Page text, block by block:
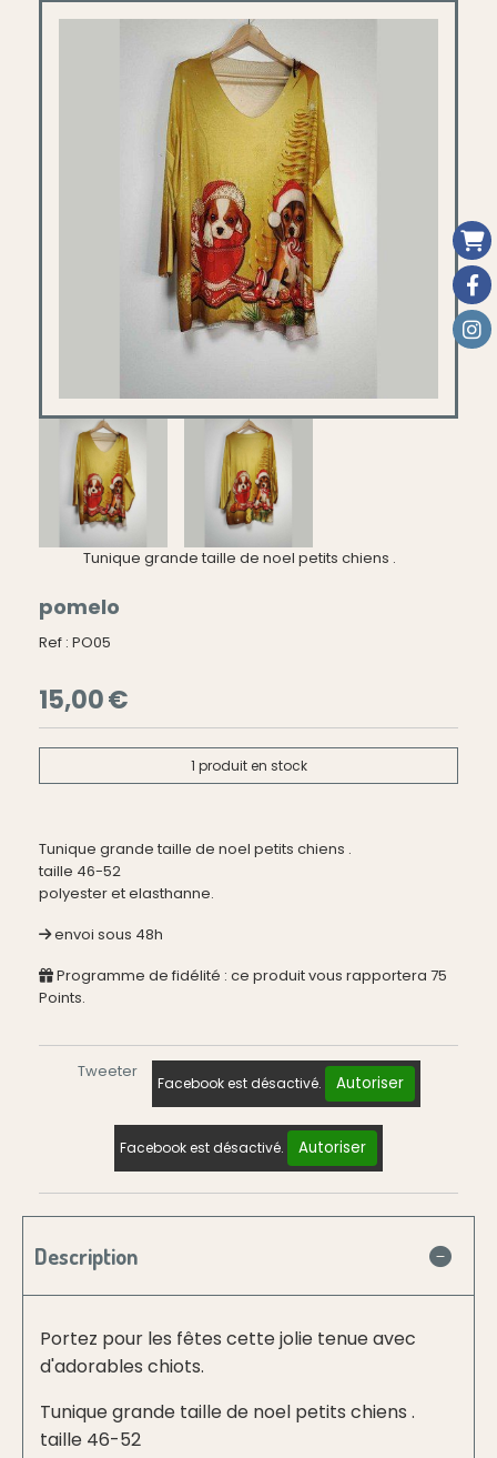
Tunique grande taille de noel petits chiens .
pomelo
Ref : PO05
15,00€
1 produit en stock
Tunique grande taille de noel petits chiens .
taille 46-52
polyester et elasthanne.
envoi sous 48h
Programme de fidélité : ce produit vous rapportera 75
Points.
Tweeter
Facebook est désactivé. Autoriser
Facebook est désactivé. Autoriser
Description
Portez pour les fêtes cette jolie tenue avec
d'adorables chiots.
Tunique grande taille de noel petits chiens .
taille 46-52